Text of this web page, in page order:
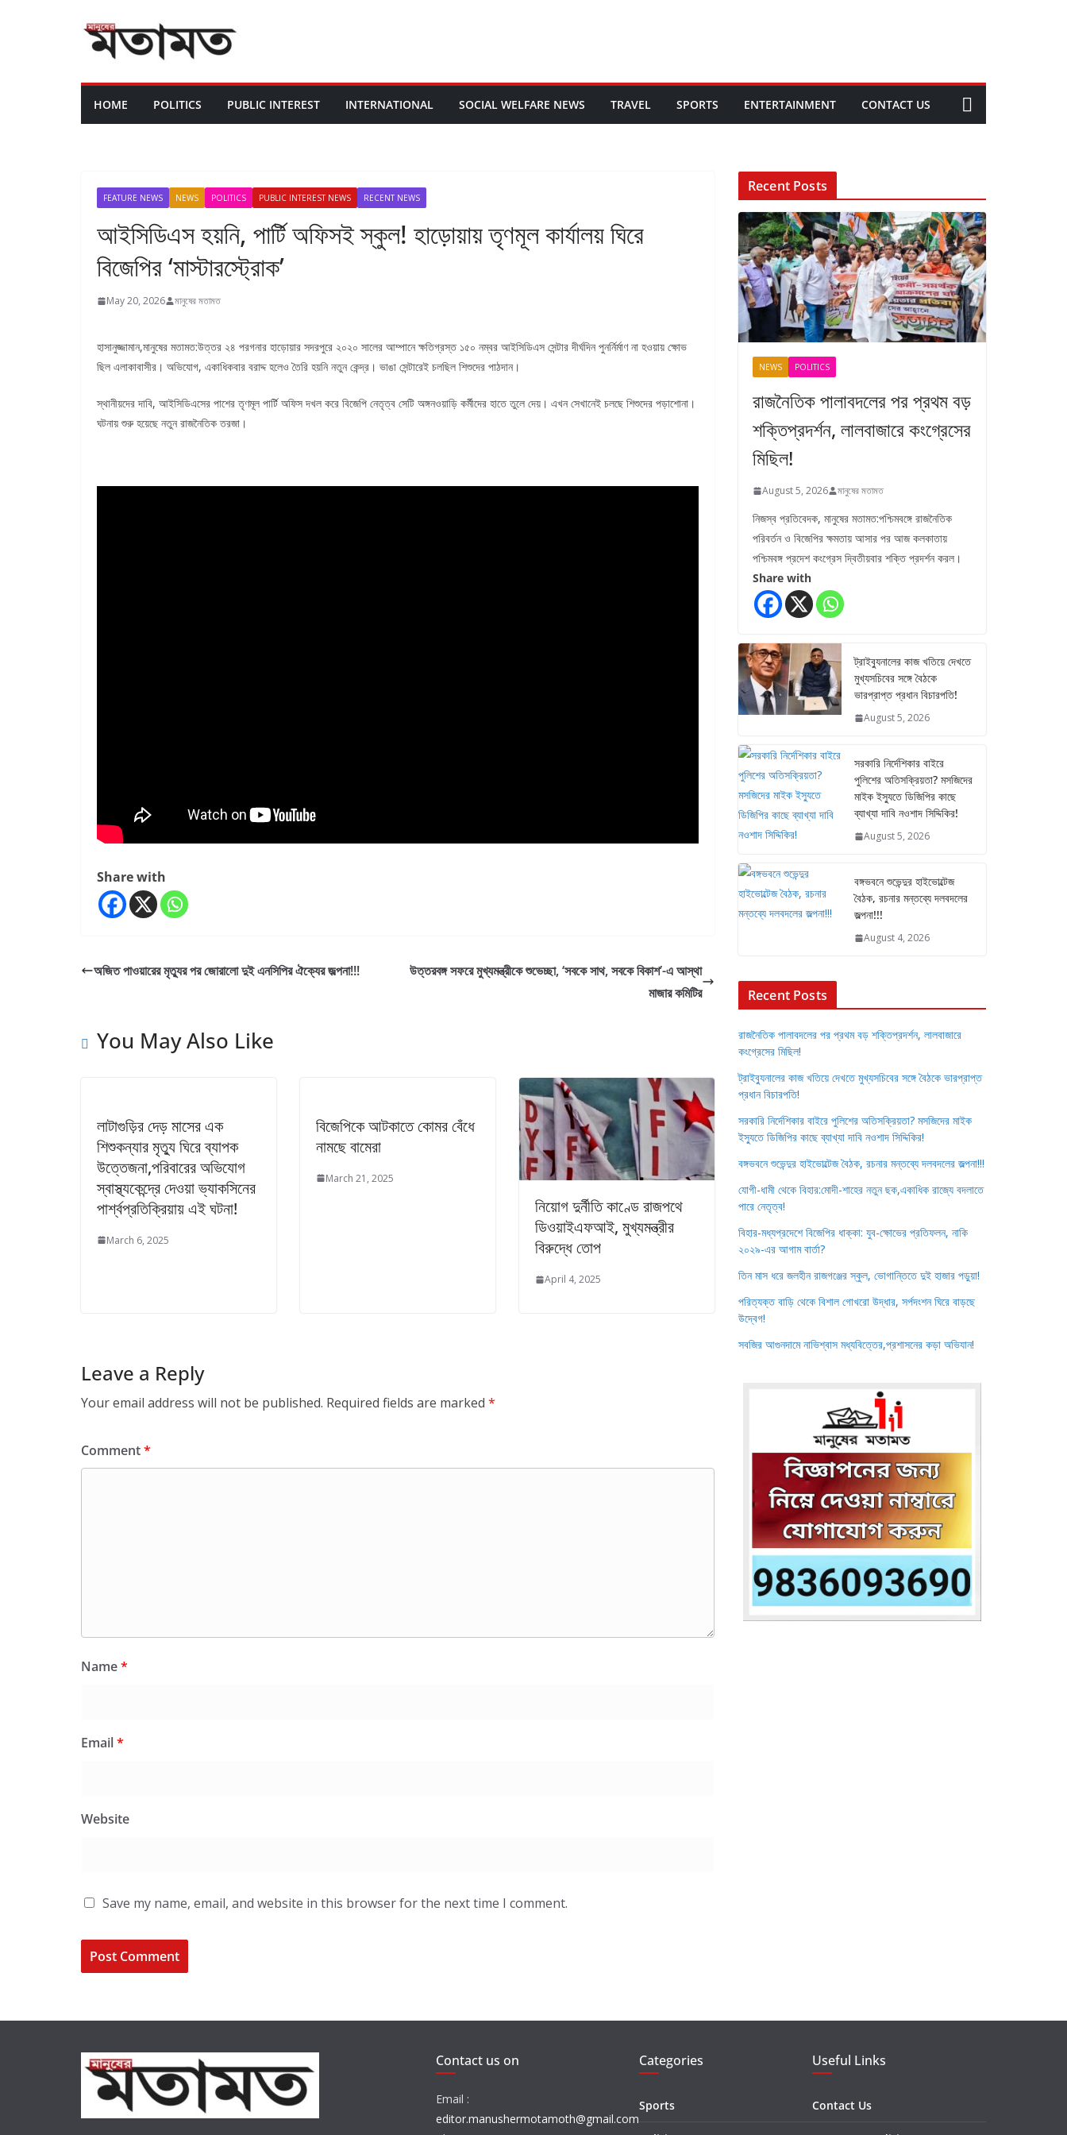
HOME POLITICS PUBLIC INTEREST INTERNATIONAL SOCIAL WELFARE NEWS TRAVEL SPORTS ENTERTAINMENT CONTACT US
FEATURE NEWS NEWS POLITICS PUBLIC INTEREST NEWS RECENT NEWS
আইসিডিএস হয়নি, পার্টি অফিসই স্কুল! হাড়োয়ায় তৃণমূল কার্যালয় ঘিরে
বিজেপির ‘মাস্টারস্ট্রোক’
May 20, 2026 মানুষের মতামত
হাসানুজ্জামান,মানুষের মতামত:উত্তর ২৪ পরগনার হাড়োয়ার সদরপুরে ২০২০ সালের আম্পানে ক্ষতিগ্রস্ত ১৫০ নম্বর আইসিডিএস সেন্টার দীর্ঘদিন পুনর্নির্মাণ না হওয়ায় ক্ষোভ
ছিল এলাকাবাসীর। অভিযোগ, একাধিকবার বরাদ্দ হলেও তৈরি হয়নি নতুন কেন্দ্র। ভাঙা সেন্টারেই চলছিল শিশুদের পাঠদান।
স্থানীয়দের দাবি, আইসিডিএসের পাশের তৃণমূল পার্টি অফিস দখল করে বিজেপি নেতৃত্ব সেটি অঙ্গনওয়াড়ি কর্মীদের হাতে তুলে দেয়। এখন সেখানেই চলছে শিশুদের পড়াশোনা।
ঘটনায় শুরু হয়েছে নতুন রাজনৈতিক তরজা।
Share with
অজিত পাওয়ারের মৃত্যুর পর জোরালো দুই এনসিপির ঐক্যের জল্পনা!!!
উত্তরবঙ্গ সফরে মুখ্যমন্ত্রীকে শুভেচ্ছা, ‘সবকে সাথ, সবকে বিকাশ’-এ আস্থা
মাজার কমিটির
You May Also Like
লাটাগুড়ির দেড় মাসের এক
শিশুকন্যার মৃত্যু ঘিরে ব্যাপক
উত্তেজনা,পরিবারের অভিযোগ
স্বাস্থ্যকেন্দ্রে দেওয়া ভ্যাকসিনের
পার্শ্বপ্রতিক্রিয়ায় এই ঘটনা!
March 6, 2025
বিজেপিকে আটকাতে কোমর বেঁধে
নামছে বামেরা
March 21, 2025
নিয়োগ দুর্নীতি কাণ্ডে রাজপথে
ডিওয়াইএফআই, মুখ্যমন্ত্রীর
বিরুদ্ধে তোপ
April 4, 2025
Leave a Reply
Your email address will not be published. Required fields are marked *
Comment*
Name*
Email*
Website
Save my name, email, and website in this browser for the next time I comment.
Recent Posts
NEWS POLITICS
রাজনৈতিক পালাবদলের পর প্রথম বড়
শক্তিপ্রদর্শন, লালবাজারে কংগ্রেসের
মিছিল!
August 5, 2026 মানুষের মতামত
নিজস্ব প্রতিবেদক, মানুষের মতামত:পশ্চিমবঙ্গে রাজনৈতিক
পরিবর্তন ও বিজেপির ক্ষমতায় আসার পর আজ কলকাতায়
পশ্চিমবঙ্গ প্রদেশ কংগ্রেস দ্বিতীয়বার শক্তি প্রদর্শন করল।
Share with
ট্রাইব্যুনালের কাজ খতিয়ে দেখতে
মুখ্যসচিবের সঙ্গে বৈঠকে
ভারপ্রাপ্ত প্রধান বিচারপতি!
August 5, 2026
সরকারি নির্দেশিকার বাইরে
পুলিশের অতিসক্রিয়তা? মসজিদের
মাইক ইস্যুতে ডিজিপির কাছে
ব্যাখ্যা দাবি নওশাদ সিদ্দিকির!
August 5, 2026
বঙ্গভবনে শুভেন্দুর হাইভোল্টেজ
বৈঠক, রচনার মন্তব্যে দলবদলের
জল্পনা!!!
August 4, 2026
Recent Posts
রাজনৈতিক পালাবদলের পর প্রথম বড় শক্তিপ্রদর্শন, লালবাজারে
কংগ্রেসের মিছিল!
ট্রাইব্যুনালের কাজ খতিয়ে দেখতে মুখ্যসচিবের সঙ্গে বৈঠকে ভারপ্রাপ্ত
প্রধান বিচারপতি!
সরকারি নির্দেশিকার বাইরে পুলিশের অতিসক্রিয়তা? মসজিদের মাইক
ইস্যুতে ডিজিপির কাছে ব্যাখ্যা দাবি নওশাদ সিদ্দিকির!
বঙ্গভবনে শুভেন্দুর হাইভোল্টেজ বৈঠক, রচনার মন্তব্যে দলবদলের জল্পনা!!!
যোগী-ধামী থেকে বিহার:মোদী-শাহের নতুন ছক,একাধিক রাজ্যে বদলাতে
পারে নেতৃত্ব!
বিহার-মধ্যপ্রদেশে বিজেপির ধাক্কা: যুব-ক্ষোভের প্রতিফলন, নাকি
২০২৯-এর আগাম বার্তা?
তিন মাস ধরে জলহীন রাজগঞ্জের স্কুল, ভোগান্তিতে দুই হাজার পড়ুয়া!
পরিত্যক্ত বাড়ি থেকে বিশাল গোখরো উদ্ধার, সর্পদংশন ঘিরে বাড়ছে
উদ্বেগ!
সবজির আগুনদামে নাভিশ্বাস মধ্যবিত্তের,প্রশাসনের কড়া অভিযান!
Contact us on
Email :
editor.manushermotamoth@gmail.com
Categories
Sports
Useful Links
Contact Us